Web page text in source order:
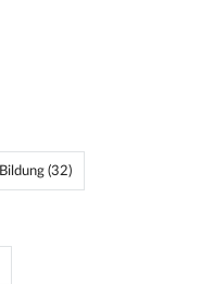
Bildung (32)